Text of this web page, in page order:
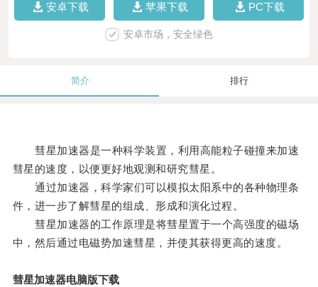
安卓下载 苹果下载 PC下载
安卓市场，安全绿色
简介 排行
彗星加速器是一种科学装置，利用高能粒子碰撞来加速
彗星的速度，以便更好地观测和研究彗星。
通过加速器，科学家们可以模拟太阳系中的各种物理条
件，进一步了解彗星的组成、形成和演化过程。
彗星加速器的工作原理是将彗星置于一个高强度的磁场
中，然后通过电磁势加速彗星，并使其获得更高的速度。
彗星加速器电脑版下载